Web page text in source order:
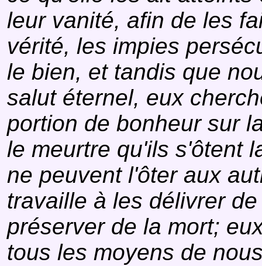
leur vanité, afin de les
vérité, les impies
le bien, et tandis que
salut éternel, eux
portion de bonheur sur
le meurtre qu'ils s'ôtent
ne peuvent l'ôter aux
travaille à les délivrer
préserver de la mort;
tous les moyens de